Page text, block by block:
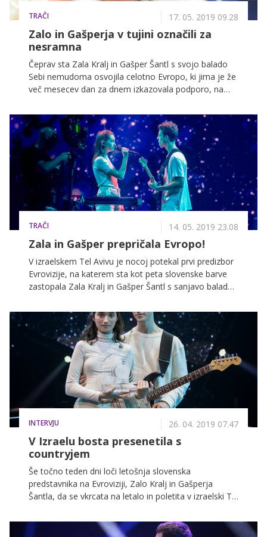
TRAČI 17. 05. 2019 09.28
Zalo in Gašperja v tujini označili za
nesramna
Čeprav sta Zala Kralj in Gašper Šantl s svojo balado
Sebi nemudoma osvojila celotno Evropo, ki jima je že
več mesecev dan za dnem izkazovala podporo, na
razjezila. Na družbenih omrežjih ju že več dni
kritizirajo zaradi njune nedostopnosti in
neprofesionalnih izjav.
TRAČI 14. 05. 2019 23.08
Zala in Gašper prepričala Evropo!
V izraelskem Tel Avivu je nocoj potekal prvi predizbor
Evrovizije, na katerem sta kot peta slovenske barve
zastopala Zala Kralj in Gašper Šantl s sanjavo balado
mnenja. Čeprav je sprva kazalo, da Slovencev nista
prepričala, pa je bila Evropa nocoj enotna.
INTERVJU 26. 04. 2019 07.47
V Izraelu bosta presenetila s
countryjem
Še točno teden dni loči letošnja slovenska
predstavnika na Evroviziji, Zalo Kralj in Gašperja
Šantla, da se vkrcata na letalo in poletita v izraelski Tel
Slovenijo. V Izraelu pa sta se pred kratkim že mudila,
saj sta tam snemala svojo predstavitveno